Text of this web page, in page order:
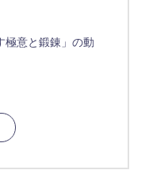
極意と鍛錬」の動